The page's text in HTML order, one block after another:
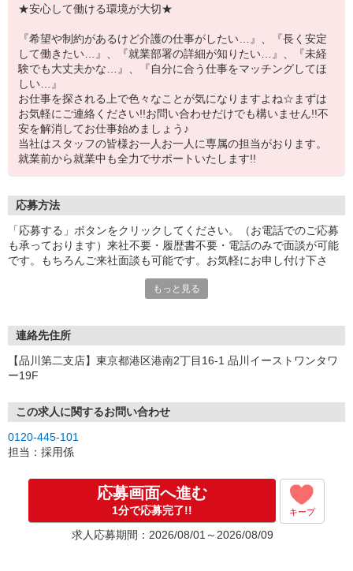
★安心して働ける環境が大切★
『希望や制約があるけど介護の仕事がしたい…』、『長く安定
して働きたい…』、『就業部署の詳細が知りたい…』、『未経
験でも大丈夫かな…』、『自分に合う仕事をマッチングしてほ
しい…』
お仕事を探される上で色々なことが気になりますよね☆まずは
お気軽にご連絡ください!!お問い合わせだけでも構いません!!不
安を解消してお仕事始めましょう♪
当社はスタッフの皆様お一人お一人に専属の担当がおります。
就業前から就業中も全力でサポートいたします!!
応募方法
「応募する」ボタンをクリックしてください。（お電話でのご応募
も承っております）来社不要・履歴書不要・電話のみで面談が可能
です。もちろんご来社面談も可能です。お気軽にお申し付け下さ
もっと見る
連絡先住所
【品川第二支店】東京都港区港南2丁目16-1 品川イーストワンタワ
ー19F
この求人に関するお問い合わせ
0120-445-101
担当：採用係
応募画面へ進む
1分で応募完了!! キープ
求人応募期間：2026/08/01～2026/08/09